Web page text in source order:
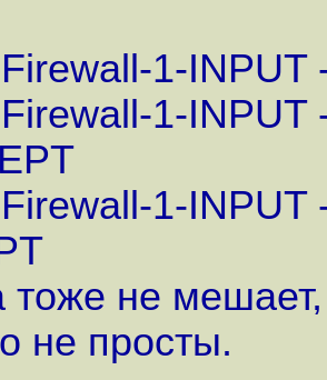
1-INPUT
1-
1-
тоже не
не просты.